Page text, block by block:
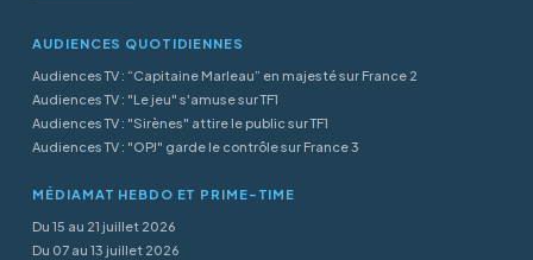
AUDIENCES QUOTIDIENNES
Audiences TV : “Capitaine Marleau” en majesté sur France 2
Audiences TV : "Le jeu" s'amuse sur TF1
Audiences TV : "Sirènes" attire le public sur TF1
Audiences TV : "OPJ" garde le contrôle sur France 3
MÉDIAMAT HEBDO ET PRIME-TIME
Du 15 au 21 juillet 2026
Du 07 au 13 juillet 2026